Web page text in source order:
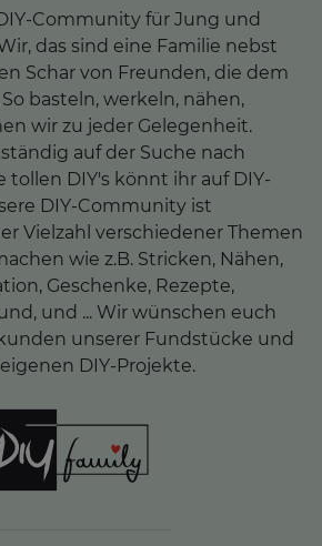
Community für Jung und
das sind eine Familie nebst
Schar von Freunden, die dem
basteln, werkeln, nähen,
wir zu jeder Gelegenheit.
auf der Suche nach
tollen DIY's könnt ihr auf DIY-
DIY-Community ist
Vielzahl verschiedener Themen
wie z.B. Stricken, Nähen,
Geschenke, Rezepte,
und ... Wir wünschen euch
unserer Fundstücke und
DIY-Projekte.